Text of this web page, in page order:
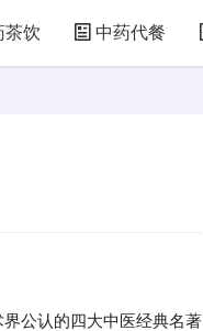
茶饮 中药代餐
公认的四大中医经典名著